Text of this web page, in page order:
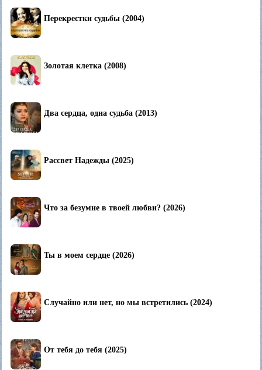
Перекрестки судьбы (2004)
Золотая клетка (2008)
Два сердца, одна судьба (2013)
Рассвет Надежды (2025)
Что за безумие в твоей любви? (2026)
Ты в моем сердце (2026)
Случайно или нет, но мы встретились (2024)
От тебя до тебя (2025)